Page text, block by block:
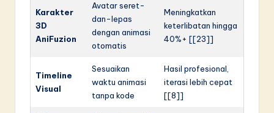
Karakter
3D
AniFuzion
Avatar seret-
dan-lepas
dengan animasi
otomatis
Meningkatkan
keterlibatan hingga
40%+ [[23]]
Timeline
Visual
Sesuaikan
waktu animasi
tanpa kode
Hasil profesional,
iterasi lebih cepat
[[8]]